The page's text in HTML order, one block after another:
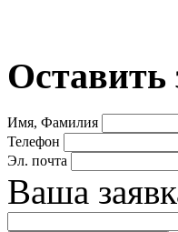
Оставить
Имя, Фамилия
Телефон
Эл. почта
Ваша